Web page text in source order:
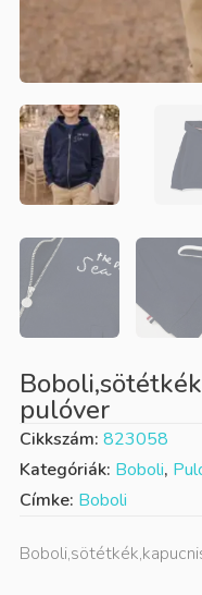
pulóver
Cikkszám: 823058
Kategóriák: Boboli,
Címke: Boboli